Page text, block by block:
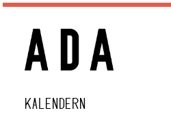
KALENDERN